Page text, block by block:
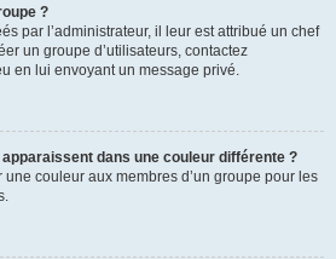
?
par l’administrateur, il leur est attribué un chef
un groupe d’utilisateurs, contactez
en lui envoyant un message privé.
dans une couleur différente ?
une couleur aux membres d’un groupe pour les